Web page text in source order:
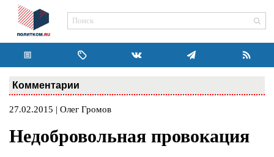
Комментарии
27.02.2015 | Олег Громов
Недобровольная провокация